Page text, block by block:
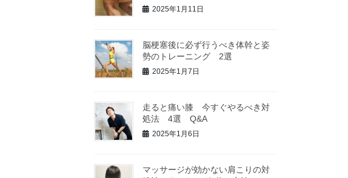
2025年1月11日
脳梗塞後に必ず行うべき体幹と姿
勢のトレーニング 2選
2025年1月7日
走ると痛い膝 今すぐやるべき対
処法 4選 Q&A
2025年1月6日
マッサージが効かない肩こりの対